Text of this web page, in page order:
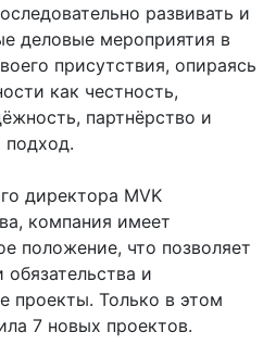
развивать и
деловые мероприятия в
присутствия, опираясь
как честность,
партнёрство и
подход.
директора MVK
компания имеет
положение, что позволяет
и
проекты. Только в этом
7 новых проектов.